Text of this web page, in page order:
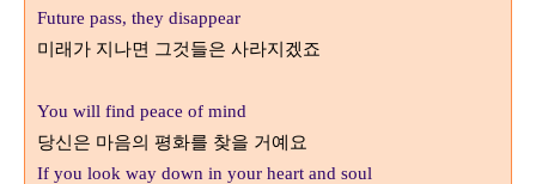
Future pass, they disappear
미래가 지나면 그것들은 사라지겠죠
You will find peace of mind
당신은 마음의 평화를 찾을 거예요
If you look way down in your heart and soul